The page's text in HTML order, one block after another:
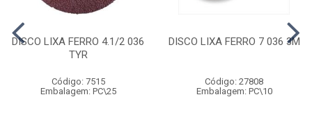
DISCO LIXA FERRO 4.1/2 036
TYR
Código: 7515
Embalagem: PC\25
DISCO LIXA FERRO 7 036 3M
Código: 27808
Embalagem: PC\10